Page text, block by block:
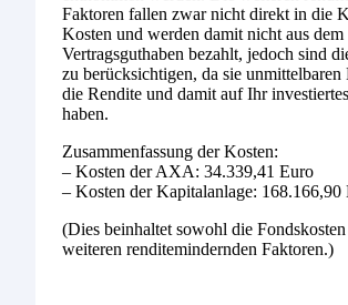
Faktoren fallen zwar nicht direkt in die
Kosten und werden damit nicht aus dem
Vertragsguthaben bezahlt, jedoch sind
zu berücksichtigen, da sie unmittelbaren
die Rendite und damit auf Ihr
haben.
Zusammenfassung der Kosten:
– Kosten der AXA: 34.339,41 Euro
– Kosten der Kapitalanlage: 168.166,90
(Dies beinhaltet sowohl die
weiteren renditemindernden Faktoren.)